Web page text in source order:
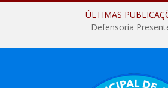
ÚLTIMAS
Defensoria